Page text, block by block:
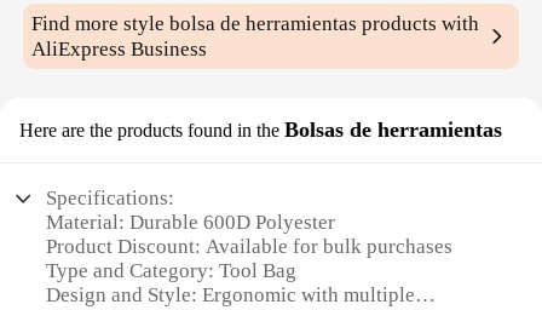
Find more stylebolsa de herramientas products with
AliExpress Business
Here are the products found in the Bolsas de herramientas
Specifications:
Material: Durable 600D Polyester
Product Discount: Available for bulk purchases
Type and Category: Tool Bag
Design and Style: Ergonomic with multiple